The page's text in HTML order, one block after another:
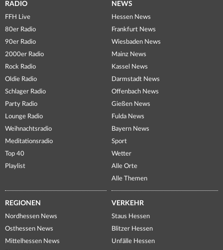
RADIO
FFH Live
80er Radio
90er Radio
2000er Radio
Rock Radio
Oldie Radio
Schlager Radio
Party Radio
Lounge Radio
Weihnachtsradio
Meditationsradio
Top 40
Playlist
NEWS
Hessen News
Frankfurt News
Wiesbaden News
Mainz News
Kassel News
Darmstadt News
Offenbach News
Gießen News
Fulda News
Bayern News
Sport
Wetter
Alle Orte
Alle Themen
REGIONEN
Nordhessen News
Osthessen News
Mittelhessen News
VERKEHR
Staus Hessen
Blitzer Hessen
Unfälle Hessen